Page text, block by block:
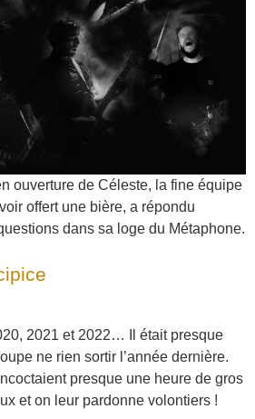
ouverture de Céleste, la fine équipe
offert une bière, a répondu
dans sa loge du Métaphone.
2021 et 2022… Il était presque
ne rien sortir l’année dernière.
presque une heure de gros
et on leur pardonne volontiers !